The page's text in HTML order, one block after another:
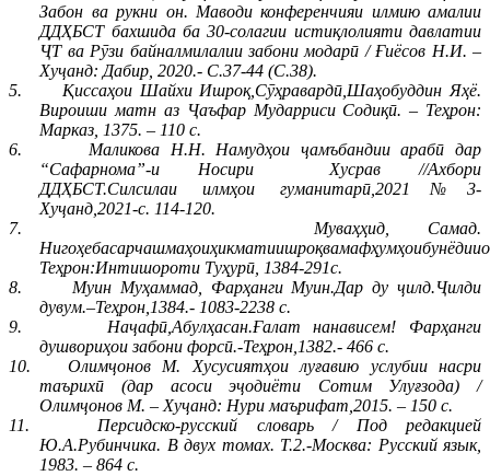
Забон ва рукни он. Маводи конференчияи илмию амалии
ДДҲБСТ бахшида ба 30-солагии истиқлолияти давлатии
ҶТ ва Рӯзи байналмилалии забони модарӣ / Ғиёсов Н.И. –
Хуҷанд: Дабир, 2020.- С.37-44 (С.38).
5.
Қиссаҳои Шайхи Ишроқ,Сӯҳравардӣ,Шаҳобуддин Яҳё.
Вироиши матн аз Ҷаъфар Мударриси Содиқӣ. – Теҳрон:
Марказ, 1375. – 110 с.
6.
Маликова Н.Н. Намудҳои ҷамъбандии арабӣ дар
“Сафарнома”-и Носири
Хусрав //Ахбори
ДДҲБСТ.Силсилаи илмҳои гуманитарӣ,2021№3-
Хуҷанд,2021-с. 114-120.
7.
Муваҳҳид, Самад.
Теҳрон:Интишороти Туҳурӣ, 1384-291с.
8.
Муин Муҳаммад, Фарҳанги Муин.Дар ду ҷилд.Ҷилди
дувум.–Теҳрон,1384.- 1083-2238 с.
9.
Наҷафӣ,Абулҳасан.Ғалат нанависем! Фарҳанги
душвориҳои забони форсӣ.-Теҳрон,1382.- 466 с.
10.
Олимҷонов М. Хусусиятҳои луғавию услубии насри
таърихӣ (дар асоси эҷодиёти Сотим Улуғзода) /
Олимҷонов М. – Хуҷанд: Нури маърифат,2015. – 150 с.
11.
Персидско-русский словарь / Под редакцией
Ю.А.Рубинчика. В двух томах. Т.2.-Москва: Русский язык,
1983. – 864 с.